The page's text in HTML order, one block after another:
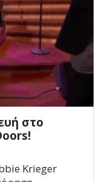
στο
Krieger